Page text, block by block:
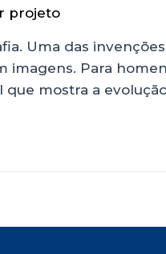
projeto
Uma das
Para
mostra a